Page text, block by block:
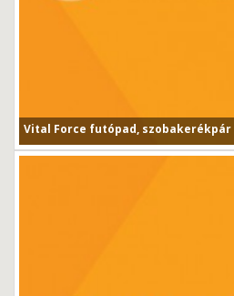
Vital Force futópad,